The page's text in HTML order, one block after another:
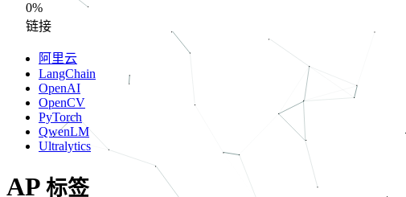
0%
链接
阿里云
LangChain
OpenAI
OpenCV
PyTorch
QwenLM
Ultralytics
AP 标签